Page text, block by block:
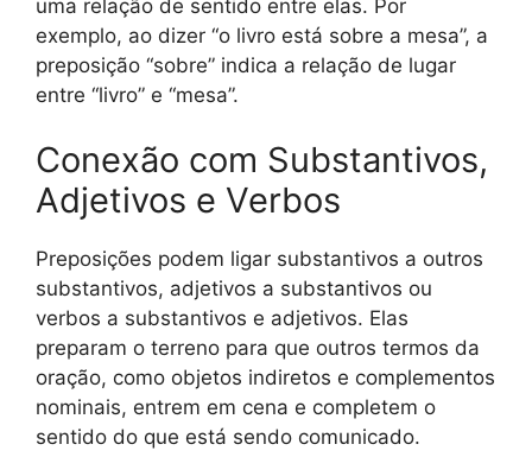
uma relação de sentido entre elas. Por
exemplo, ao dizer “o livro está sobre a mesa”, a
preposição “sobre” indica a relação de lugar
entre “livro” e “mesa”.
Conexão com Substantivos,
Adjetivos e Verbos
Preposições podem ligar substantivos a outros
substantivos, adjetivos a substantivos ou
verbos a substantivos e adjetivos. Elas
preparam o terreno para que outros termos da
oração, como objetos indiretos e complementos
nominais, entrem em cena e completem o
sentido do que está sendo comunicado.